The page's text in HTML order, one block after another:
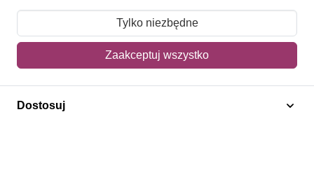
Szwecja 1973 Mi 799-803yC,Do,Du,A Czyste **
4,50 zł
Dodaj do koszyka
Tylko niezbędne
Zaakceptuj wszystko
Dostosuj